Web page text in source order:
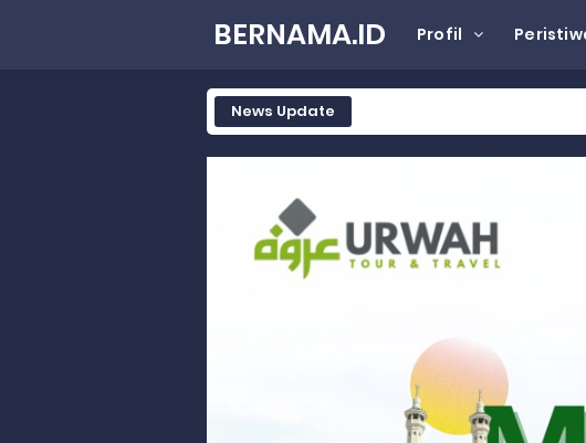
BERNAMA.ID Profil
News Update
Rahmat Saleh Komitmen Penguatan
Rahmat Saleh Resmikan Hunian Tetap
Wakili Gubernur Sumbar, Kabiro Kesra
RELIS KEJAKSAAN TINGGI SUMATERA BARAT
RELIS KEJAKSAAN TINGGI SUMATERA BARAT